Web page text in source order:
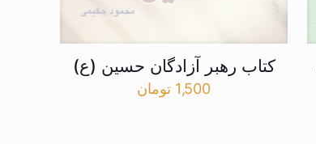
کتاب رهبر آزادگان حسین (ع)
1,500 تومان